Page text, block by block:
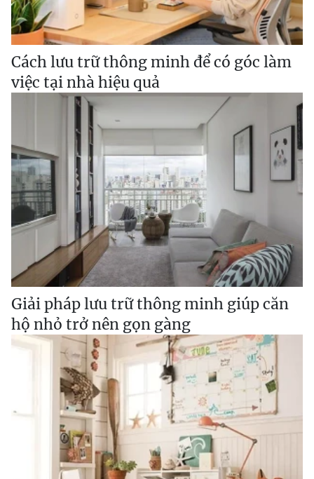
Cách lưu trữ thông minh để có góc làm
việc tại nhà hiệu quả
Giải pháp lưu trữ thông minh giúp căn
hộ nhỏ trở nên gọn gàng